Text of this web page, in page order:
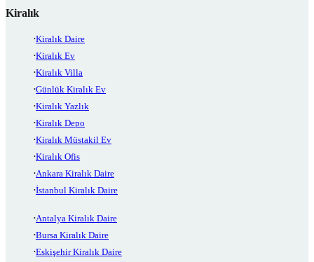
Kiralık
Kiralık Daire
Kiralık Ev
Kiralık Villa
Günlük Kiralık Ev
Kiralık Yazlık
Kiralık Depo
Kiralık Müstakil Ev
Kiralık Ofis
Ankara Kiralık Daire
İstanbul Kiralık Daire
Antalya Kiralık Daire
Bursa Kiralık Daire
Eskişehir Kiralık Daire